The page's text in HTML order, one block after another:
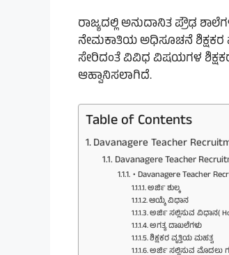
ರಾಜ್ಯದಲ್ಲಿ ಅನುದಾನಿತ ಪ್ರೌಢ
ನೇಮಕಾತಿಯ ಅಧಿಸೂಚನೆ ಶಿಕ್ಷಕರ
ಸೇರಿದಂತೆ ವಿವಿಧ ವಿಷಯಗಳ
ಆಹ್ವಾನಿಸಲಾಗಿದೆ.
Table of Contents
Davanagere Teacher
Davanagere Teacher
• Davanagere Teacher
ಅರ್ಜಿ ಶುಲ್ಕ
ಆಯ್ಕೆ ವಿಧಾನ
ಅರ್ಜಿ ಸಲ್ಲಿಸುವ ವಿಧಾನ(
ಅಗತ್ಯ ದಾಖಲೆಗಳು
ಶಿಕ್ಷಕರ ವೃತ್ತಿಯ ಮಹತ್ವ
ಅರ್ಜಿ ಸಲ್ಲಿಸುವ ಮೊದಲು